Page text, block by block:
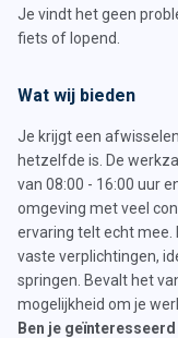
Je vindt het geen
fiets of lopend.
Wat wij bieden
Je krijgt een
hetzelfde is. De
van 08:00 - 16:00 uur
omgeving met veel
ervaring telt echt mee.
vaste verplichtingen,
springen. Bevalt het
mogelijkheid om je
Ben je